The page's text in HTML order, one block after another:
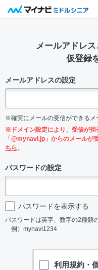
メールアドレス
仮登録
メールアドレスの設定
※確実にメールの受信ができるメ
※ドメイン設定により、受信が拒
「@mynavi.jp」からのメールが
ちら。
パスワードの設定
パスワードを表示する
パスワードは英字、数字の2種類
例）mynavi1234
利用規約・